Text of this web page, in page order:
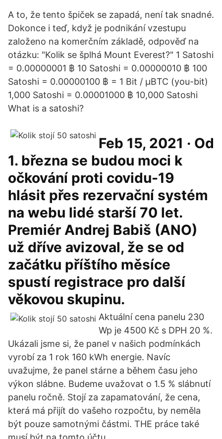
A to, že tento špiček se zapadá, není tak snadné.
Dokonce i teď, když je podnikání vzestupu
založeno na komerčním základě, odpověď na
otázku: "Kolik se šplhá Mount Everest?" 1 Satoshi
= 0.00000001 ฿ 10 Satoshi = 0.00000010 ฿ 100
Satoshi = 0.00000100 ฿ = 1 Bit / μBTC (you-bit)
1,000 Satoshi = 0.00001000 ฿ 10,000 Satoshi
What is a satoshi?
Feb 15, 2021 · Od
1. března se budou moci k
očkování proti covidu-19
hlásit přes rezervační systém
na webu lidé starší 70 let.
Premiér Andrej Babiš (ANO)
už dříve avizoval, že se od
začátku příštího měsíce
spustí registrace pro další
věkovou skupinu.
Aktuální cena panelu 230
Wp je 4500 Kč s DPH 20 %.
Ukázali jsme si, že panel v našich podmínkách
vyrobí za 1 rok 160 kWh energie. Navíc
uvažujme, že panel stárne a během času jeho
výkon slábne. Budeme uvažovat o 1.5 % slábnutí
panelu ročně. Stojí za zapamatování, že cena,
která má přijít do vašeho rozpočtu, by neměla
být pouze samotnými částmi. THE práce také